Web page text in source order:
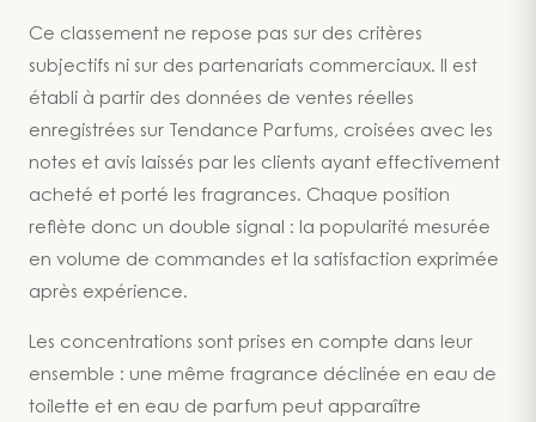
Ce classement ne repose pas sur des critères
subjectifs ni sur des partenariats commerciaux. Il est
établi à partir des données de ventes réelles
enregistrées sur Tendance Parfums, croisées avec les
notes et avis laissés par les clients ayant effectivement
acheté et porté les fragrances. Chaque position
reflète donc un double signal : la popularité mesurée
en volume de commandes et la satisfaction exprimée
après expérience.
Les concentrations sont prises en compte dans leur
ensemble : une même fragrance déclinée en eau de
toilette et en eau de parfum peut apparaître